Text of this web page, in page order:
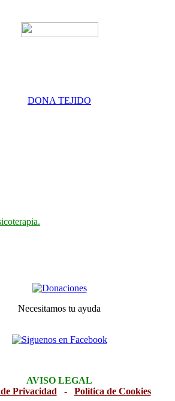
DONA TEJIDO
Necesitamos tu ayuda
AVISO LEGAL
Privacidad - Política de Cookies